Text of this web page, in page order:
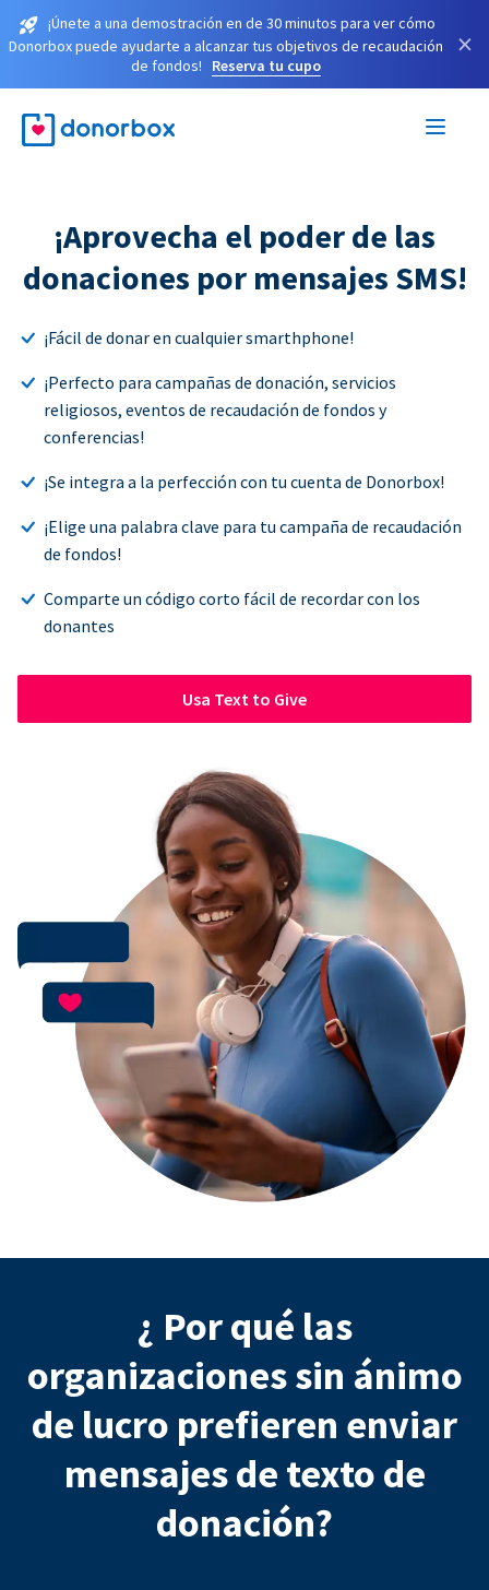
¡Únete a una demostración en de 30 minutos para ver cómo
Donorbox puede ayudarte a alcanzar tus objetivos de recaudación
de fondos!
Reserva tu cupo
×
¡Aprovecha el poder de las
donaciones por mensajes SMS!
¡Fácil de donar en cualquier smarthphone!
¡Perfecto para campañas de donación, servicios
religiosos, eventos de recaudación de fondos y
conferencias!
¡Se integra a la perfección con tu cuenta de Donorbox!
¡Elige una palabra clave para tu campaña de recaudación
de fondos!
Comparte un código corto fácil de recordar con los
donantes
Usa Text to Give
¿ Por qué las
organizaciones sin ánimo
de lucro prefieren enviar
mensajes de texto de
donación?